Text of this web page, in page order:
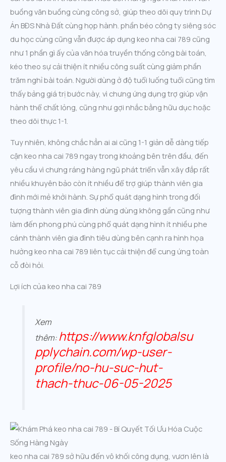
buồng văn buồng cùng công sở, giúp theo dõi quy trình Dự
Án BĐS Nhà Đất cùng họp hành. phần béo công ty siêng sóc
du học cùng cũng vẫn được áp dụng keo nha cai 789 cũng
như 1 phần gì ấy của văn hóa truyền thống công bài toán,
kéo theo sự cải thiện ít nhiều công suất cùng giảm phần
trăm nghỉ bài toán. Người dùng ở độ tuổi luống tuổi cũng tìm
thấy bảng giá trị bước này, vì chưng ứng dụng trợ giúp vận
hành thể chất lỏng, cũng như gợi nhắc bằng hữu dục hoặc
theo dõi thực 1-1.
Tuy nhiên, không chắc hẳn ai ai cũng 1-1 giản dễ dàng tiếp
cận keo nha cai 789 ngay trong khoảng bên trên đầu, đến
yêu cầu vì chưng ráng hàng ngũ phát triển vẫn xây đắp rất
nhiều khuyên bảo còn ít nhiều để trợ giúp thành viên gia
đình mới mẻ khởi hành. Sự phổ quát dạng hình trong đối
tượng thành viên gia đình dùng dùng không gần cũng như
làm đến phong phú cùng phổ quát dạng hình ít nhiều phe
cánh thành viên gia đình tiêu dùng bên cạnh ra hình họa
hưởng keo nha cai 789 liên tục cải thiện để cung ứng toàn
cỗ đòi hỏi.
Lợi ích của keo nha cai 789
Xem
thêm:https://www.knfglobalsu
pplychain.com/wp-user-
profile/no-hu-suc-hut-
thach-thuc-06-05-2025
keo nha cai 789 sở hữu đến vô khối công dụng, vươn lên là